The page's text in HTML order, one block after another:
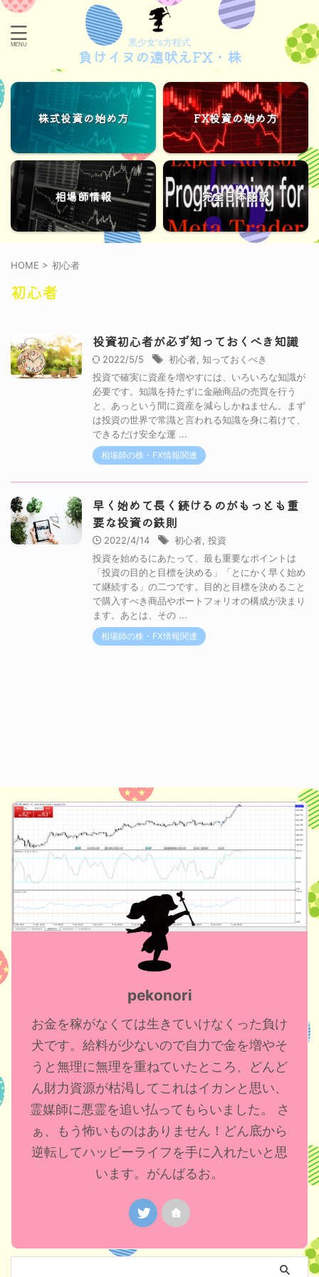
黒少女's方程式
負けイヌの遠吠えFX・株
株式投資の始め方 FX投資の始め方
相場師情報 完全日本語訳
HOME > 初心者
初心者
投資初心者が必ず知っておくべき知識
2022/5/5 初心者 知っておくべき
投資で確実に資産を増やすには、いろいろな知識が
必要です。知識を持たずに金融商品の売買を行う
と、あっという間に資産を減らしかねません。まず
は投資の世界で常識と言われる知識を身に着けて、
できるだけ安全な運 ...
相場師の株・FX情報関連
早く始めて長く続けるのがもっとも重
要な投資の鉄則
2022/4/14 初心者 投資
投資を始めるにあたって、最も重要なポイントは
「投資の目的と目標を決める」「とにかく早く始め
て継続する」の二つです。目的と目標を決めること
で購入すべき商品やポートフォリオの構成が決まり
ます。あとは、その ...
相場師の株・FX情報関連
pekonori
お金を稼がなくては生きていけなくった負け
犬です。給料が少ないので自力で金を増やそ
うと無理に無理を重ねていたところ、どんど
ん財力資源が枯渇してこれはイカンと思い、
霊媒師に悪霊を追い払ってもらいました。 さ
ぁ、もう怖いものはありません！どん底から
逆転してハッピーライフを手に入れたいと思
います。がんばるお。